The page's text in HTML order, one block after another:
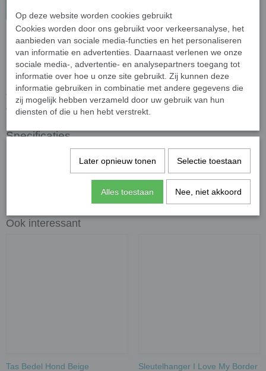
Sleutelhanger I Love my German
Shephard
Sleutelhanger van acryl met een German Shephard opdruk.
Ook leuk om aan je tas te hangen in plaats van aan je sleutelbos.
Afmeting: 4 x 6 cm.
Specificaties
Save
Ook interessant
Tas Bedel Hond Beige
Sleutelhanger I Love My Border
Op deze website worden cookies gebruikt
Cookies worden door ons gebruikt voor verkeersanalyse, het
aanbieden van sociale media-functies en het personaliseren
van informatie en advertenties. Daarnaast verlenen we onze
sociale media-, advertentie- en analysepartners toegang tot
informatie over hoe u onze site gebruikt. Zij kunnen deze
informatie gebruiken in combinatie met andere gegevens die
zij mogelijk hebben verzameld door uw gebruik van hun
diensten of die u hen hebt verstrekt.
Later opnieuw tonen Selectie toestaan
Alles toestaan Nee, niet akkoord